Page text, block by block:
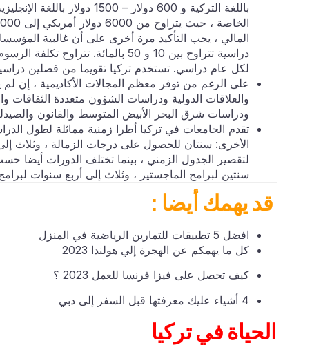
باللغة التركية و 600
المالي ، يجب التأكيد مرة أخرى على أن غالبية
لكل عام دراسي. تستخدم تركيا تقويما من فصلين
على الرغم من توفر معظم المجالات الأكاديمية ، إن
والعلاقات الدولية ودراسات الشؤون متعددة الثقافات
ودراسات شرق البحر الأبيض المتوسط والقانون
تقدم الجامعات في تركيا أطرا زمنية مماثلة لطول
الأخرى: سنتان للحصول على درجات الزمالة ، وثلاث
لتقصير الجدول الزمني ، بينما تختلف الدورات أيضا
سنتين لبرامج الماجستير ، وثلاث إلى أربع سنوات لبرامج
قد يهمك أيضا :
افضل 5 تطبيقات للتمارين الرياضية في المنزل
كل ما يهمكم عن الهجرة إلي هولندا 2023
كيف تحصل على فيزا فرنسا للعمل 2023 ؟
4 أشياء عليك معرفتها قبل السفر إلى دبي
الحياة في تركيا